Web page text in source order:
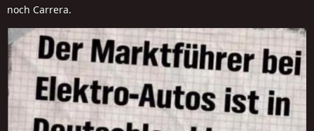
noch Carrera.